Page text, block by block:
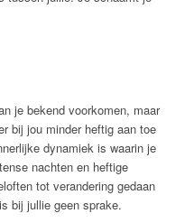
je bekend voorkomen, maar
bij jou minder heftig aan toe
dynamiek is waarin je
nachten en heftige
tot verandering gedaan
bij jullie geen sprake.